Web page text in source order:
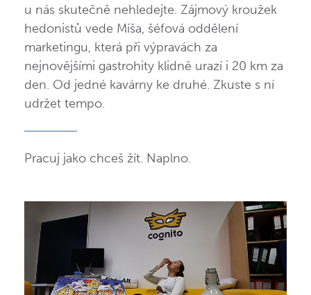
u nás skutečně nehledejte. Zájmový kroužek
hedonistů vede Míša, šéfová oddělení
marketingu, která při výpravách za
nejnovějšími gastrohity klidně urazí i 20 km za
den. Od jedné kavárny ke druhé. Zkuste s ní
udržet tempo.
Pracuj jako chceš žít. Naplno.